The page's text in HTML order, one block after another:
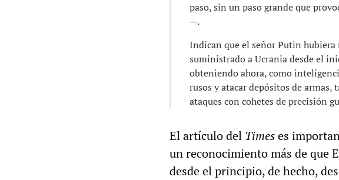
paso, sin un paso grande que
—.
Indican que el señor Putin
suministrado a Ucrania desde el
obteniendo ahora, como
rusos y atacar depósitos de armas,
ataques con cohetes de precisión
El artículo del Timeses
un reconocimiento más de que
desde el principio, de hecho,